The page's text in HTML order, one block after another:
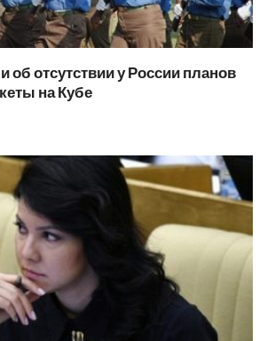
об отсутствии у России планов
на Кубе